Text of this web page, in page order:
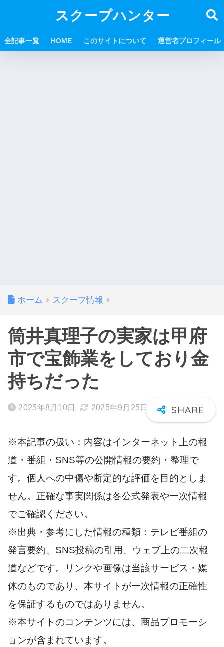
スクープハンター
全記事一覧 HOME このサイトについて 運営者プロフィール
ホーム スクープ情報
筒井真理子の実家は甲府
市で宝飾業をしており金
持ちだった
2025年8月10日 2025年9月25日
※本記事の扱い：内容はインターネット上の報
道・番組・SNS等の公開情報の要約・整理で
す。個人への中傷や断定的な評価を目的としま
せん。正確な事実関係は各公式発表や一次情報
でご確認ください。
※出典・参考にした情報の種類：テレビ番組の
発言要約、SNS投稿の引用、ウェブ上の二次報
道などです。リンクや画像は当該サービス・媒
体のものであり、本サイトが一次情報の正確性
を保証するものではありません。
※本サイトのコンテンツには、商品プロモーシ
ョンが含まれています。